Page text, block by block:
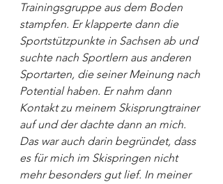
Trainingsgruppe aus dem Boden
stampfen. Er klapperte dann die
Sportstützpunkte in Sachsen ab und
suchte nach Sportlern aus anderen
Sportarten, die seiner Meinung nach
Potential haben. Er nahm dann
Kontakt zu meinem Skisprungtrainer
auf und der dachte dann an mich.
Das war auch darin begründet, dass
es für mich im Skispringen nicht
mehr besonders gut lief. In meiner